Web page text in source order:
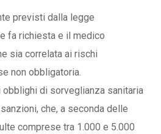
previsti dalla legge
fa richiesta e il medico
sia correlata ai rischi
non obbligatoria.
obblighi di sorveglianza sanitaria
che, a seconda delle
comprese tra 1.000 e 5.000